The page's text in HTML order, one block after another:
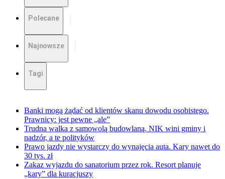
Polecane
Najnowsze
Tagi
Banki mogą żądać od klientów skanu dowodu osobistego.
Prawnicy: jest pewne „ale”
Trudna walka z samowolą budowlaną. NIK wini gminy i
nadzór, a te polityków
Prawo jazdy nie wystarczy do wynajęcia auta. Kary nawet do
30 tys. zł
Zakaz wyjazdu do sanatorium przez rok. Resort planuje
„kary” dla kuracjuszy